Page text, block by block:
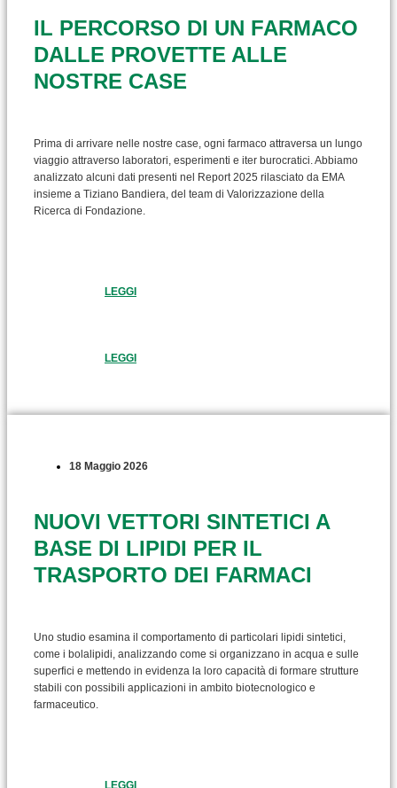
IL PERCORSO DI UN FARMACO
DALLE PROVETTE ALLE
NOSTRE CASE
Prima di arrivare nelle nostre case, ogni farmaco attraversa un lungo
viaggio attraverso laboratori, esperimenti e iter burocratici. Abbiamo
analizzato alcuni dati presenti nel Report 2025 rilasciato da EMA
insieme a Tiziano Bandiera, del team di Valorizzazione della
Ricerca di Fondazione.
LEGGI
LEGGI
18 Maggio 2026
NUOVI VETTORI SINTETICI A
BASE DI LIPIDI PER IL
TRASPORTO DEI FARMACI
Uno studio esamina il comportamento di particolari lipidi sintetici,
come i bolalipidi, analizzando come si organizzano in acqua e sulle
superfici e mettendo in evidenza la loro capacità di formare strutture
stabili con possibili applicazioni in ambito biotecnologico e
farmaceutico.
LEGGI